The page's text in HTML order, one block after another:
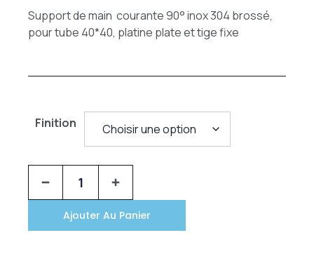
Support de main courante 90° inox 304 brossé,
pour tube 40*40, platine plate et tige fixe
Finition
Ajouter Au Panier